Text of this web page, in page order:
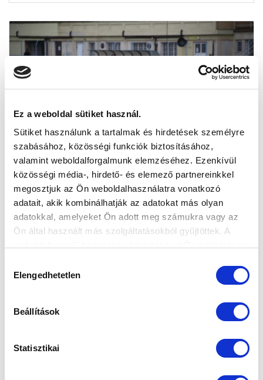
Ez a weboldal sütiket használ.
Sütiket használunk a tartalmak és hirdetések személyre
szabásához, közösségi funkciók biztosításához,
valamint weboldalforgalmunk elemzéséhez. Ezenkívül
közösségi média-, hirdető- és elemező partnereinkkel
megosztjuk az Ön weboldalhasználatra vonatkozó
adatait, akik kombinálhatják az adatokat más olyan
adatokkal, amelyeket Ön adott meg számukra vagy az
Ön által használt más szolgáltatásokból gyűjtöttek. A
kiválasztása
Elengedhetetlen
Beállítások
Statisztikai
ÖSSZEFOGLALÓ: KÉSZ-ST. MIHÁLY FC -
MTK HUNGÁRIA FC 1-1 (0-0) (VIDEÓ)
2020-11-18 16:59:28
Kocsán Petra góljával vezetett, de végül 1-1-es
döntetlent játszott Makón csapatunk a Simple Női Liga
10. fordulójában.